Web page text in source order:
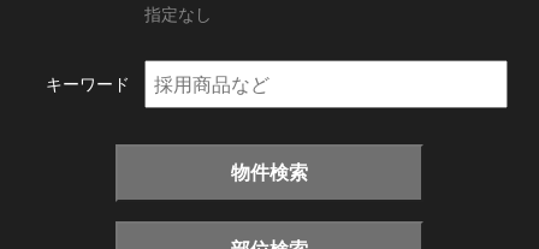
指定なし
キーワード
物件検索